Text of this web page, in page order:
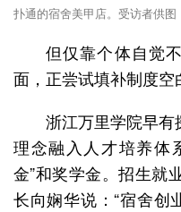
扑通的宿舍美甲店。受访者供图
但仅靠个体自觉
面，正尝试填补制度空
浙江万里学院早
理念融入人才培养体
金”和奖学金。招生就
长向娴华说：“宿舍创